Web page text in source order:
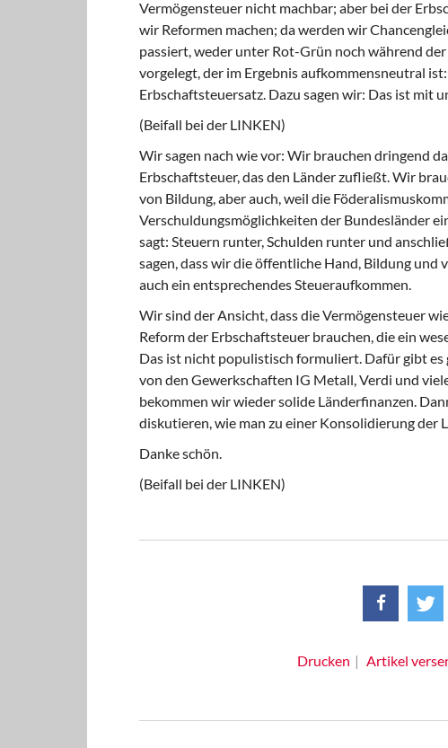
Vermögensteuer nicht machbar; aber bei der
wir Reformen machen; da werden wir
passiert, weder unter Rot-Grün noch während
vorgelegt, der im Ergebnis aufkommensneutral
Erbschaftsteuersatz. Dazu sagen wir: Das ist mit
(Beifall bei der LINKEN)
Wir sagen nach wie vor: Wir brauchen dringend
Erbschaftsteuer, das den Länder zufließt. Wir
von Bildung, aber auch, weil die
Verschuldungsmöglichkeiten der Bundesländer
sagt: Steuern runter, Schulden runter und
sagen, dass wir die öffentliche Hand, Bildung und
auch ein entsprechendes Steueraufkommen.
Wir sind der Ansicht, dass die Vermögensteuer
Reform der Erbschaftsteuer brauchen, die ein
Das ist nicht populistisch formuliert. Dafür gibt
von den Gewerkschaften IG Metall, Verdi und
bekommen wir wieder solide Länderfinanzen.
diskutieren, wie man zu einer Konsolidierung der
Danke schön.
(Beifall bei der LINKEN)
Drucken Artikel